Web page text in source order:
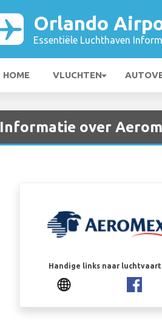
Orlando
Essentiële Luchthaven
HOME VLUCHTEN
Informatie over
Handige links naar